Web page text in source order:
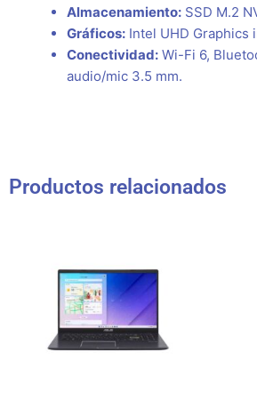
Almacenamiento: SSD M.2
Gráficos: Intel UHD
Conectividad: Wi-Fi 6,
audio/mic 3.5 mm.
Productos relacionados